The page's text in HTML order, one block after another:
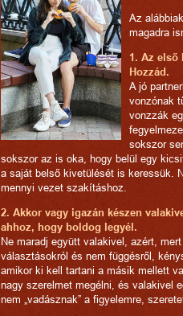
Az
magadra
1. Az első
Hozzád.
A jó
vonzónak
vonzzák
sokszor
sokszor az is oka, hogy belül egy
a saját belső kivetülését is keressük.
mennyi vezet szakításhoz.
2. Akkor vagy igazán készen
ahhoz, hogy boldog legyél.
Ne maradj együtt valakivel, azért,
választásokról és nem függésről,
amikor ki kell tartani a másik mellett
nagy szerelmet megélni, és valakivel
nem „vadásznak” a figyelemre,